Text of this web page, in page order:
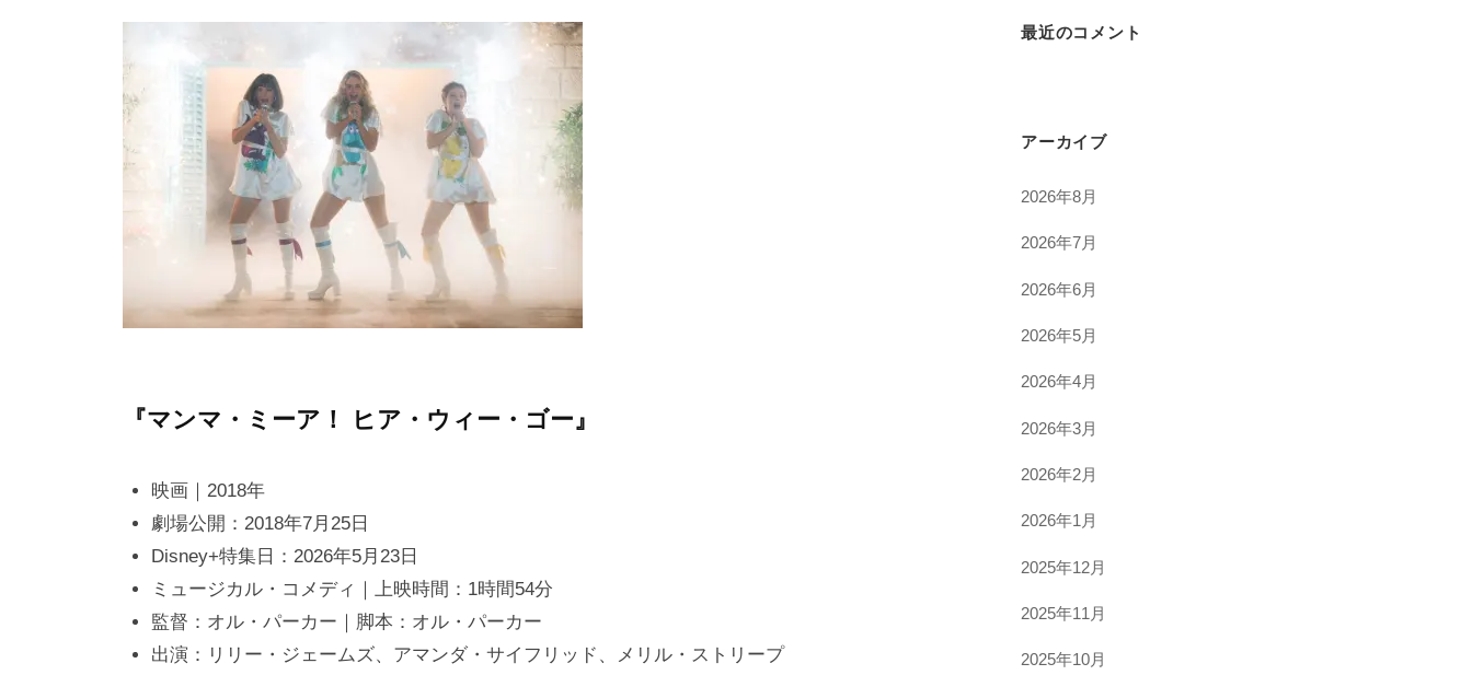
『マンマ・ミーア！ ヒア・ウィー・ゴー』
映画｜2018年
劇場公開：2018年7月25日
Disney+特集日：2026年5月23日
ミュージカル・コメディ｜上映時間：1時間54分
監督：オル・パーカー｜脚本：オル・パーカー
出演：リリー・ジェームズ、アマンダ・サイフリッド、メリル・ストリープ
最近のコメント
アーカイブ
2026年8月
2026年7月
2026年6月
2026年5月
2026年4月
2026年3月
2026年2月
2026年1月
2025年12月
2025年11月
2025年10月